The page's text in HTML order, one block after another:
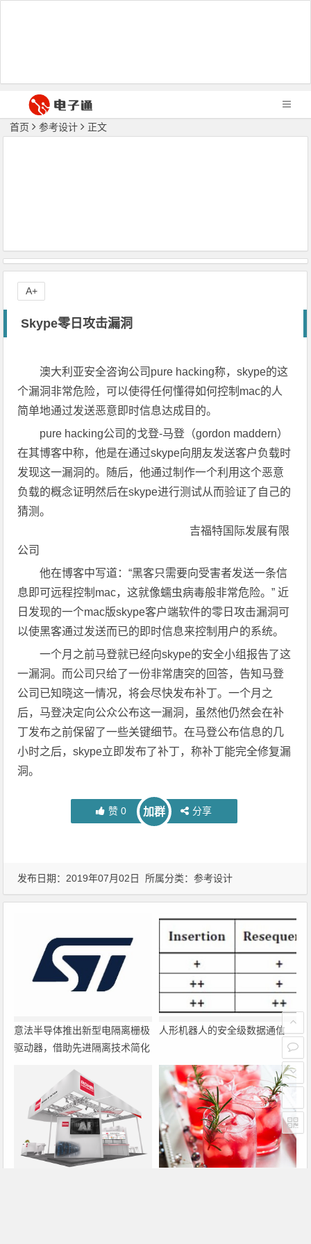
首页 参考设计 正文
Skype零日攻击漏洞
澳大利亚安全咨询公司pure hacking称，skype的这
个漏洞非常危险，可以使得任何懂得如何控制mac的人
简单地通过发送恶意即时信息达成目的。
pure hacking公司的戈登-马登（gordon maddern）
在其博客中称，他是在通过skype向朋友发送客户负载时
发现这一漏洞的。随后，他通过制作一个利用这个恶意
负载的概念证明然后在skype进行测试从而验证了自己的
猜测。
吉福特国际发展有限
公司
他在博客中写道：“黑客只需要向受害者发送一条信
息即可远程控制mac，这就像蠕虫病毒般非常危险。” 近
日发现的一个mac版skype客户端软件的零日攻击漏洞可
以使黑客通过发送而已的即时信息来控制用户的系统。
一个月之前马登就已经向skype的安全小组报告了这
一漏洞。而公司只给了一份非常唐突的回答，告知马登
公司已知晓这一情况，将会尽快发布补丁。一个月之
后，马登决定向公众公布这一漏洞，虽然他仍然会在补
丁发布之前保留了一些关键细节。在马登公布信息的几
小时之后，skype立即发布了补丁，称补丁能完全修复漏
洞。
赞 0 加群 分享
A+
发布日期：2019年07月02日 所属分类：参考设计
意法半导体推出新型电隔离栅极
驱动器，借助先进隔离技术简化
人形机器人的安全级数据通信